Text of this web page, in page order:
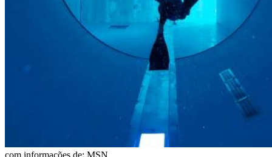
com informações de: MSN